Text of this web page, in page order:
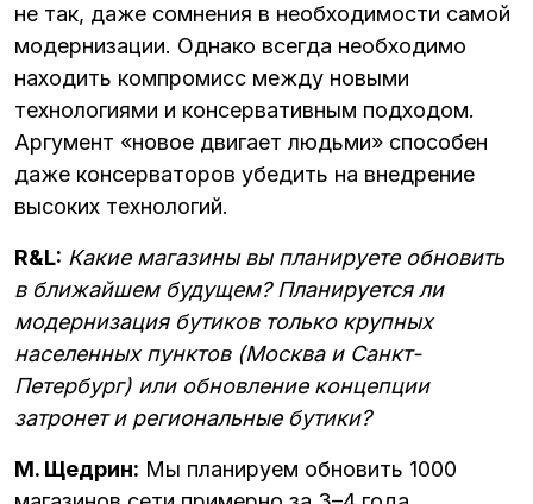
не так, даже сомнения в необходимости самой
модернизации. Однако всегда необходимо
находить компромисс между новыми
технологиями и консервативным подходом.
Аргумент «новое двигает людьми» способен
даже консерваторов убедить на внедрение
высоких технологий.
R&L: Какие магазины вы планируете обновить
в ближайшем будущем? Планируется ли
модернизация бутиков только крупных
населенных пунктов (Москва и Санкт-
Петербург) или обновление концепции
затронет и региональные бутики?
М. Щедрин: Мы планируем обновить 1000